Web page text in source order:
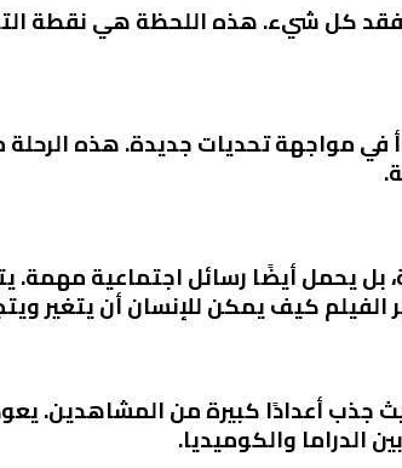
كل شيء. هذه اللحظة هي نقطة
في مواجهة تحديات جديدة. هذه
يحمل أيضًا رسائل اجتماعية مهمة.
كيف يمكن للإنسان أن يتغير
أعدادًا كبيرة من المشاهدين. يعود
الدراما والكوميديا.